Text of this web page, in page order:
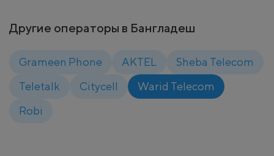
Другие операторы в Бангладеш
Grameen Phone AKTEL
Sheba Telecom
Teletalk
Citycell
Warid Telecom
Robi